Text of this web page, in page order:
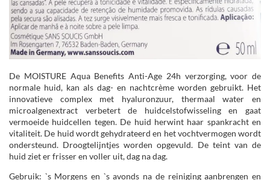
De MOISTURE Aqua Benefits Anti-Age 24h verzorging, voor de
normale huid, kan als dag- en nachtcrème worden gebruikt. Het
innovatieve complex met hyaluronzuur, thermaal water en
microalgenextract verbetert de huidcelstofwisseling en gaat
vermoeide huidcellen tegen. De huid herwint haar spankracht en
vitaliteit. De huid wordt gehydrateerd en het vochtvermogen wordt
ondersteund. Droogtelijntjes worden opgevuld. De teint van de
huid ziet er frisser en voller uit, dag na dag.
Gebruik: `s Morgens en `s avonds na de reiniging aanbrengen en